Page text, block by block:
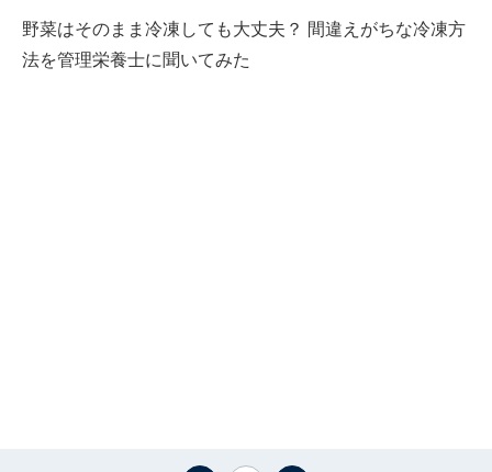
野菜はそのまま冷凍しても大丈夫？ 間違えがちな冷凍方
法を管理栄養士に聞いてみた